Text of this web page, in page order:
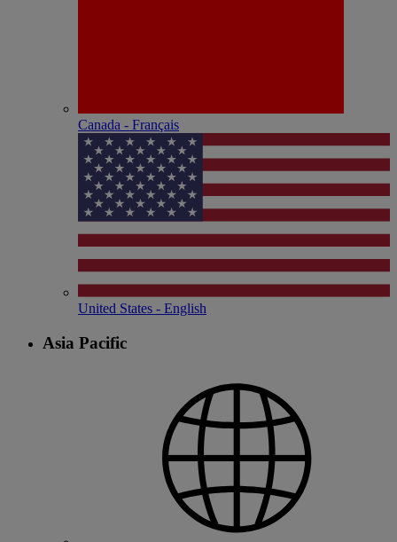
Canada - Français
United States - English
Asia Pacific